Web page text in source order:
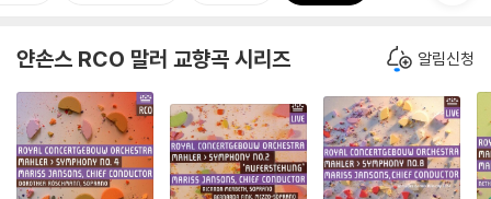
얀손스 RCO 말러 교향곡 시리즈 알림신청